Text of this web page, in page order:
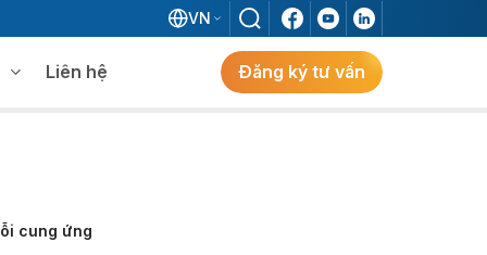
VN
Liên hệ Đăng ký tư vấn
cung ứng